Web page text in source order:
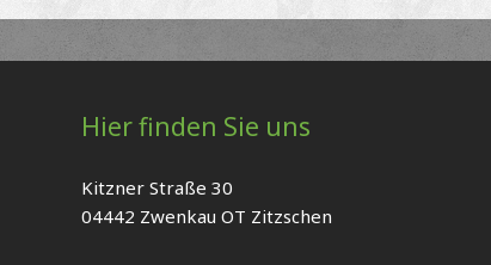
Hier finden Sie uns
Kitzner Straße 30
04442 Zwenkau OT Zitzschen